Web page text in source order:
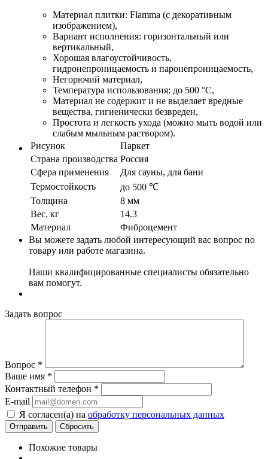
Материал плитки: Flamma (с декоративным
изображением),
Вариант исполнения: горизонтальный или
вертикальный,
Хорошая влагоустойчивость,
гидронепроницаемость и паронепроницаемость,
Негорючий материал,
Температура использования: до 500 °С,
Материал не содержит и не выделяет вредные
вещества, гигиенически безвреден,
Простота и легкость ухода (можно мыть водой или
слабым мыльным раствором).
Рисунок
Паркет
Страна производства Россия
Сфера применения
Для сауны, для бани
Термостойкость
до 500 ℃
Толщина
8 мм
Вес, кг
14.3
Материал
Фиброцемент
Вы можете задать любой интересующий вас вопрос по
товару или работе магазина.
Наши квалифицированные специалисты обязательно
вам помогут.
Задать вопрос
Вопрос *
Ваше имя *
Контактный телефон *
E-mail
Я согласен(а) на обработку персональных данных
Сбросить
Похожие товары